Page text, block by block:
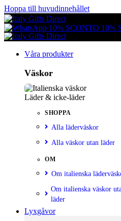
Hoppa till huvudinnehållet
10% SCONTO 10%
Våra produkter
Väskor
Läder & icke-läder
SHOPPA
Alla läderväskor
Alla väskor utan läder
OM
Om italienska
Om italienska väskor
läder
Lyxgåvor